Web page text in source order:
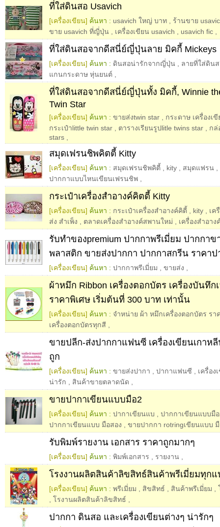
ที่ใส่ดินสอ Usavich
[เครื่องเขียน] ค้นหา : usavich ใหญ่ บาท
ร้านขาย
ขาย usavich ที่ญี่ปุ่น
เครื่องเขียน usavich usavich fic
ที่ใส่ดินสอจากดีสนี่ย์ญี่ปุ่นลาย มิคกี้ Mickeys
[เครื่องเขียน] ค้นหา : ดินสอน่ารักจากญี่ปุ่น
ลายที่ใส่ดิน
แกนกระดาษ หุ่นยนต์
ที่ใส่ดินสอจากดีสนี่ย์ญี่ปุ่นทั้ง มิคกี้, Winnie
Twin Star
[เครื่องเขียน] ค้นหา : ขายส่งtwin star
กระดาษ เครื่อง
กระเป๋าlittle twin star
ตารางเรียนรูปlitle twins star
กล่
stars
สมุดเฟรนชิพคิตตี้ Kitty
[เครื่องเขียน] ค้นหา : สมุดเฟรนชิพคิตี้ kity สมุดแฟรน
ปากกาแบบไหนเขียนเฟรนชิพ
กระเป๋าเครื่องสำอางค์คิตตี้ Kitty
[เครื่องเขียน] ค้นหา : กระเป๋าเครื่องสำอางค์คิตี้ kity
เค
ส่ง สำเพ็ง
ตลาดเครื่องสำอางค์สพานใหม่ เครื่องสำอาง
รับทำของpremium ปากกาพรีเมี่ยม ปากกาข
พลาสติก ขายส่งปากกา ปากกาสกรีน ราคาป
[เครื่องเขียน] ค้นหา : ปากกาพรีเมี่ยม ขายส่ง
ผ้าหมึก Ribbon เครื่องตอกบัตร เครื่องบันทึก
ราคาพิเศษ เริ่มต้นที่ 300 บาท เท่านั้น
[เครื่องเขียน] ค้นหา : จำหน่าย ผ้า หมึกเครื่องตอกบัตร รา
เครื่องตอกบัตรทุกสี
ขายปลีก-ส่งปากกาแฟนซี เครื่องเขียนเกาห
ถูก
[เครื่องเขียน] ค้นหา : ขายส่งปากา ปากาแฟนซี
เครื่อง
น่ารัก
สินค้าขายตลาดนัด
ขายปากาเขียนแบบมือ2
[เครื่องเขียน] ค้นหา : ปากาเขียนแบ
ปากกาเขียนแบบมื
ปากกาเขียนแบบ มือสอง
ขายปากกา rotringเขียนแบบ
รับพิมพ์รายงาน เอกสาร ราคาถูกมากๆ
[เครื่องเขียน] ค้นหา : พิมพ์เอกสาร รายงาน
โรงงานผลิตสินค้าลิขสิทธ์สินค้าพรีเมี่ยมทุกแ
[เครื่องเขียน] ค้นหา : พรีเมี่ยม สิขสิทธ์ สินค้าพรีเมี่ยม
โรงานผลิตสินค้าลิขสิทธ์
ปากกา ดินสอ และเครื่องเขียนต่างๆ น่ารักๆ